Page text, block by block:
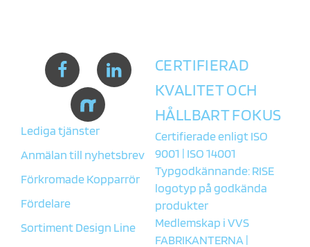
TILLBEHÖR
VENTILÖVERSTYCKEN
Lediga tjänster
Anmälan till nyhetsbrev
Förkromade Kopparrör
Fördelare
Sortiment Design Line
CERTIFIERAD
KVALITET OCH
HÅLLBART FOKUS
Certifierade enligt ISO
9001 | ISO 14001
Typgodkännande: RISE
logotyp på godkända
produkter
Medlemskap iVVS
FABRIKANTERNA |